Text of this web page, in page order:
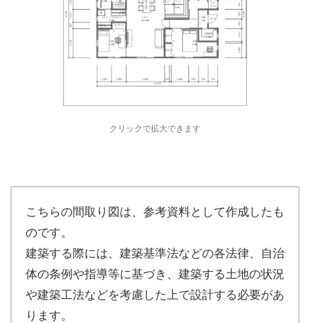
クリックで拡大できます
こちらの間取り図は、参考資料として作成したも
のです。
建築する際には、建築基準法などの各法律、自治
体の条例や指導等に基づき、建築する土地の状況
や建築工法などを考慮した上で設計する必要があ
ります。